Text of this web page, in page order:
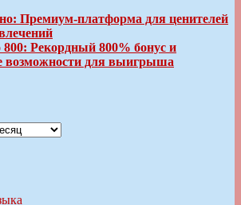
Премиум-платформа для ценителей
Рекордный 800% бонус и
возможности для выигрыша